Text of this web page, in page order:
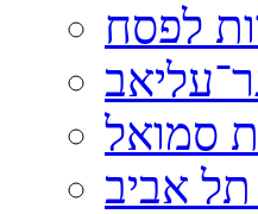
לפסח
סמואל
אביב